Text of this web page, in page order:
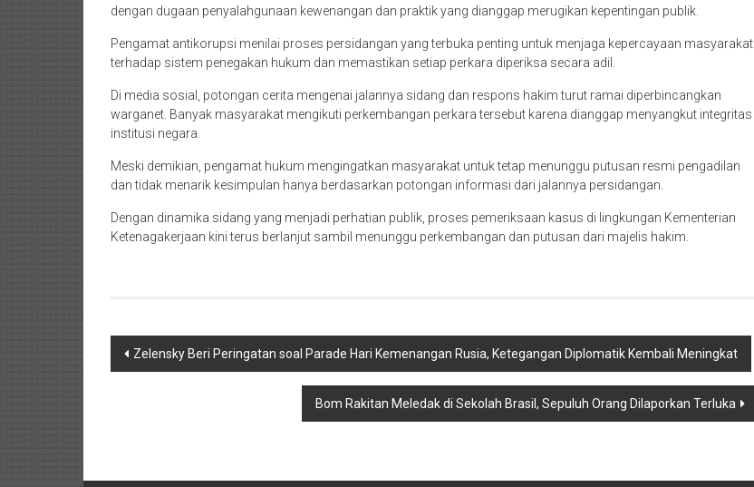
dengan dugaan penyalahgunaan kewenangan dan praktik yang dianggap merugikan kepentingan publik.
Pengamat antikorupsi menilai proses persidangan yang terbuka penting untuk menjaga kepercayaan masyarakat
terhadap sistem penegakan hukum dan memastikan setiap perkara diperiksa secara adil.
Di media sosial, potongan cerita mengenai jalannya sidang dan respons hakim turut ramai diperbincangkan
warganet. Banyak masyarakat mengikuti perkembangan perkara tersebut karena dianggap menyangkut integritas
institusi negara.
Meski demikian, pengamat hukum mengingatkan masyarakat untuk tetap menunggu putusan resmi pengadilan
dan tidak menarik kesimpulan hanya berdasarkan potongan informasi dari jalannya persidangan.
Dengan dinamika sidang yang menjadi perhatian publik, proses pemeriksaan kasus di lingkungan Kementerian
Ketenagakerjaan kini terus berlanjut sambil menunggu perkembangan dan putusan dari majelis hakim.
Navigasi
Zelensky Beri Peringatan soal Parade Hari Kemenangan Rusia, Ketegangan Diplomatik Kembali Meningkat
Bom Rakitan Meledak di Sekolah Brasil, Sepuluh Orang Dilaporkan Terluka